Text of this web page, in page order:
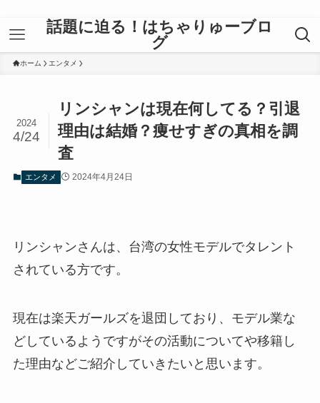
話題に迫る！はちゃりゅーブロ
グ
ホーム エンタメ
リンシャンは現在何してる？引退
理由は結婚？痩せすぎの真相を調
査
2024
4/24
エンタメ 2024年4月24日
リンシャンさんは、台湾の女性モデルでタレント
されている方です。
現在は楽天ガールズを退団しており、モデル業な
どしているようですがその活動についてや移籍し
た理由などご紹介していきたいと思います。